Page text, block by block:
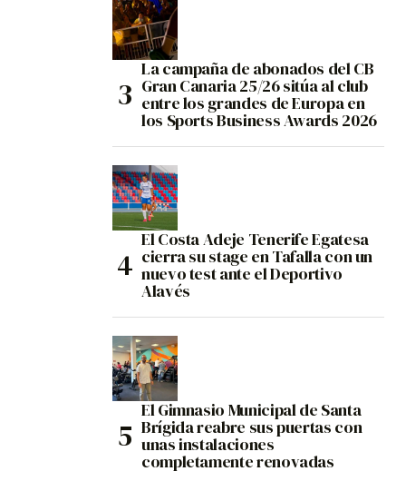
La campaña de abonados del CB
Gran Canaria 25/26 sitúa al club
entre los grandes de Europa en
los Sports Business Awards 2026
El Costa Adeje Tenerife Egatesa
cierra su stage en Tafalla con un
nuevo test ante el Deportivo
Alavés
El Gimnasio Municipal de Santa
Brígida reabre sus puertas con
unas instalaciones
completamente renovadas